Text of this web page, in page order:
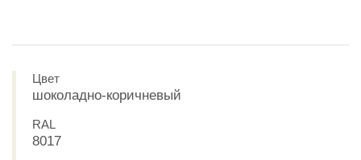
Цвет
шоколадно-коричневый
RAL
8017